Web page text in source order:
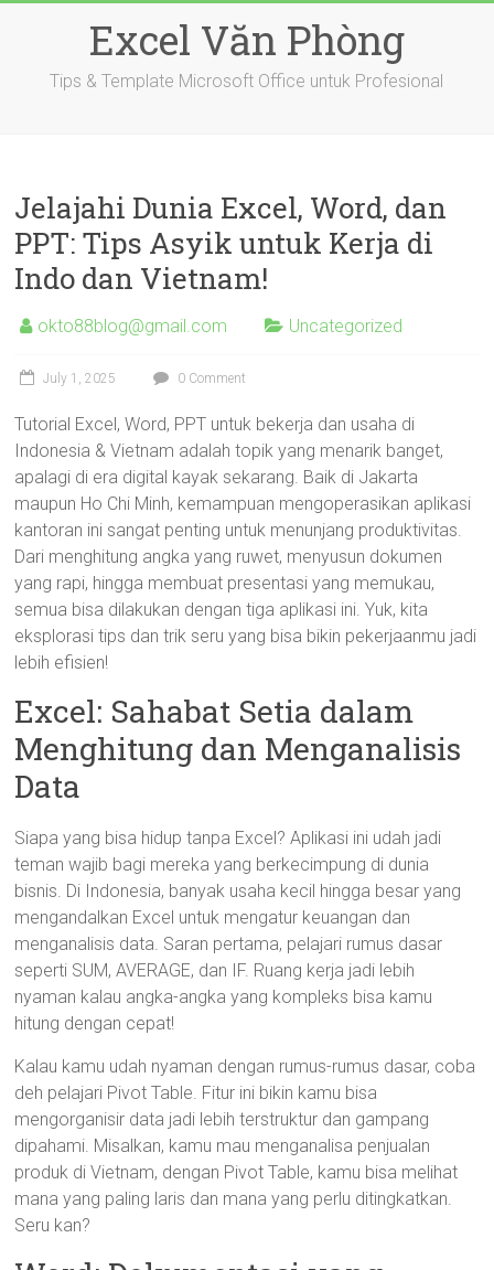
Excel Văn Phòng
Tips & Template Microsoft Office untuk Profesional
Jelajahi Dunia Excel, Word, dan
PPT: Tips Asyik untuk Kerja di
Indo dan Vietnam!
okto88blog@gmail.com Uncategorized
July 1, 2025 0 Comment
Tutorial Excel, Word, PPT untuk bekerja dan usaha di
Indonesia & Vietnam adalah topik yang menarik banget,
apalagi di era digital kayak sekarang. Baik di Jakarta
maupun Ho Chi Minh, kemampuan mengoperasikan aplikasi
kantoran ini sangat penting untuk menunjang produktivitas.
Dari menghitung angka yang ruwet, menyusun dokumen
yang rapi, hingga membuat presentasi yang memukau,
semua bisa dilakukan dengan tiga aplikasi ini. Yuk, kita
eksplorasi tips dan trik seru yang bisa bikin pekerjaanmu jadi
lebih efisien!
Excel: Sahabat Setia dalam
Menghitung dan Menganalisis
Data
Siapa yang bisa hidup tanpa Excel? Aplikasi ini udah jadi
teman wajib bagi mereka yang berkecimpung di dunia
bisnis. Di Indonesia, banyak usaha kecil hingga besar yang
mengandalkan Excel untuk mengatur keuangan dan
menganalisis data. Saran pertama, pelajari rumus dasar
seperti SUM, AVERAGE, dan IF. Ruang kerja jadi lebih
nyaman kalau angka-angka yang kompleks bisa kamu
hitung dengan cepat!
Kalau kamu udah nyaman dengan rumus-rumus dasar, coba
deh pelajari Pivot Table. Fitur ini bikin kamu bisa
mengorganisir data jadi lebih terstruktur dan gampang
dipahami. Misalkan, kamu mau menganalisa penjualan
produk di Vietnam, dengan Pivot Table, kamu bisa melihat
mana yang paling laris dan mana yang perlu ditingkatkan.
Seru kan?